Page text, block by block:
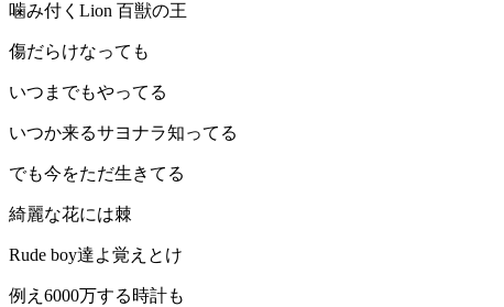
噛み付くLion 百獣の王
傷だらけなっても
いつまでもやってる
いつか来るサヨナラ知ってる
でも今をただ生きてる
綺麗な花には棘
Rude boy達よ覚えとけ
例え6000万する時計も